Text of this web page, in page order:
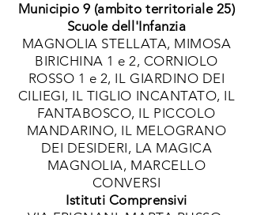
Municipio 9 (ambito territoriale 25)
Scuole dell'Infanzia
MAGNOLIA STELLATA, MIMOSA
BIRICHINA 1 e 2, CORNIOLO
ROSSO 1 e 2, IL GIARDINO DEI
CILIEGI, IL TIGLIO INCANTATO, IL
FANTABOSCO, IL PICCOLO
MANDARINO, IL MELOGRANO
DEI DESIDERI, LA MAGICA
MAGNOLIA, MARCELLO
CONVERSI
Istituti Comprensivi